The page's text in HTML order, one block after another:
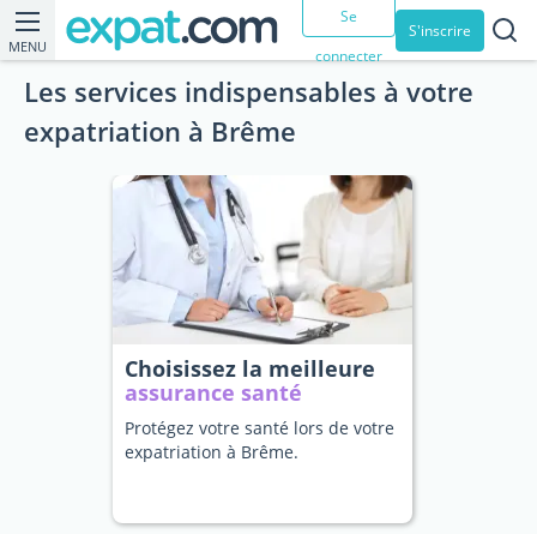
MENU
Se
connecter
S'inscrire
Les services indispensables à votre
expatriation à Brême
Choisissez la meilleure
assurance santé
Protégez votre santé lors de votre
expatriation à Brême.